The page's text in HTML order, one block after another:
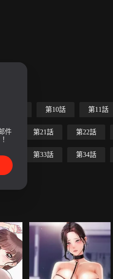
第10話 第11話
話 第21話 第22話
話 第33話 第34話
件